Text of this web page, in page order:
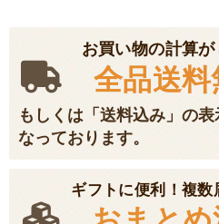
お買い物の計算
全品送料
もしくは「送料込み」の表
なっております。
ギフトに便利！複数